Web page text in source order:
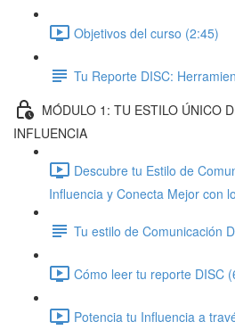
Objetivos del curso (2:45)
Tu Reporte DISC:
MÓDULO 1: TU ESTILO ÚNICO
INFLUENCIA
Descubre tu Estilo de
Influencia y Conecta Mejor con
Tu estilo de Comunicación
Cómo leer tu reporte DISC
Potencia tu Influencia a